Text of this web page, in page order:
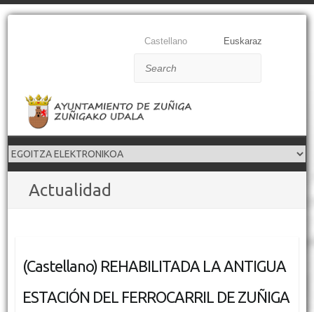
Castellano Euskaraz
Actualidad
(Castellano) REHABILITADA LA ANTIGUA
ESTACIÓN DEL FERROCARRIL DE ZUÑIGA